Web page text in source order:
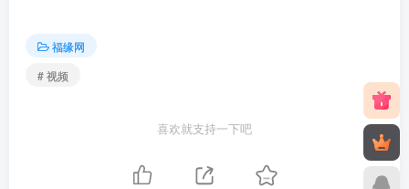
福缘网
# 视频
喜欢就支持一下吧